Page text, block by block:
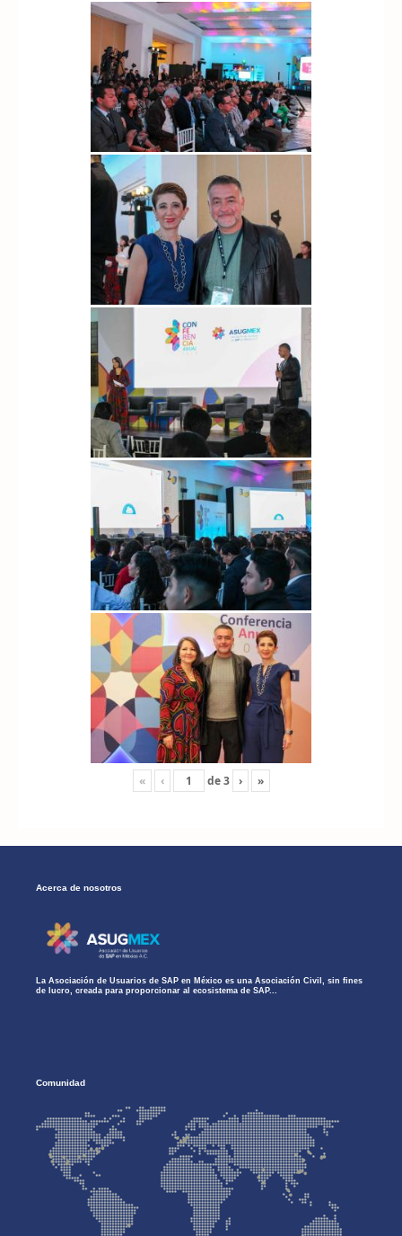
« ‹ de3 › »
Acerca de nosotros
La Asociación de Usuarios de SAP en México es una Asociación Civil, sin fines
de lucro, creada para proporcionar al ecosistema de SAP...
Comunidad